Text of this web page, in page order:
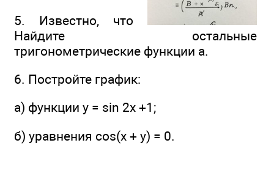
5. Известно, что
Найдите остальные
тригонометрические функции а.
6. Постройте график:
а) функции у = sin 2х +1;
б) уравнения cos(x + у) = 0.